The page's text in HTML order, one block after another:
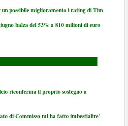
possibile miglioramento i rating di Tim
balza del 53% a 810 milioni di euro
riconferma il proprio sostegno a
di Commisso mi ha fatto imbestialire'